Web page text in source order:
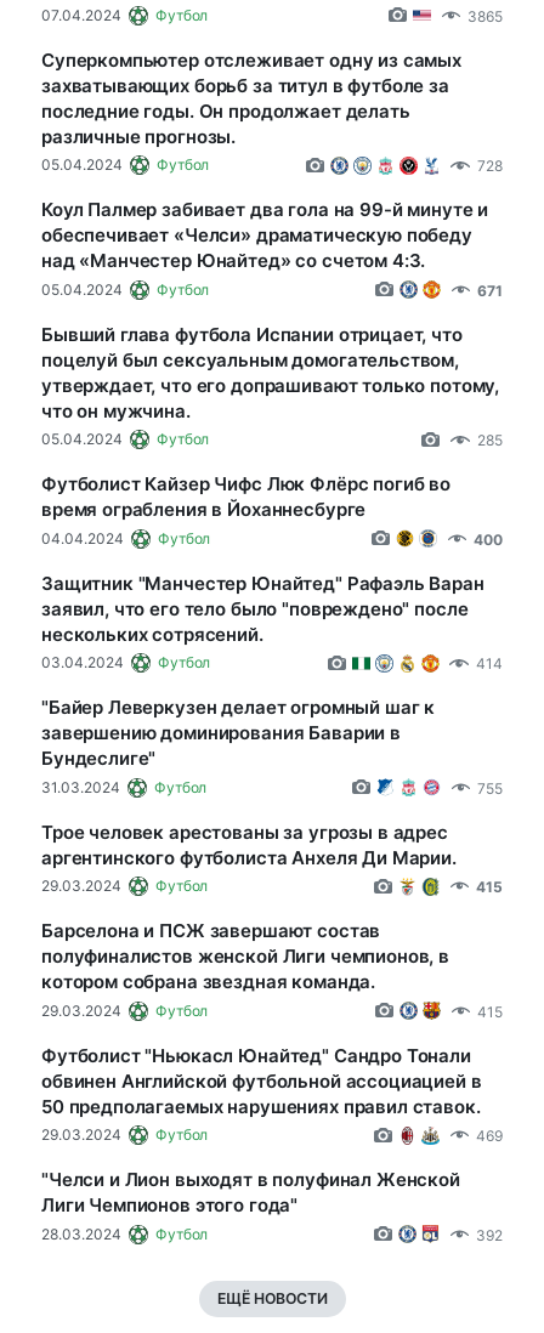
07.04.2024 Футбол 3865
Суперкомпьютер отслеживает одну из самых
захватывающих борьб за титул в футболе за
последние годы. Он продолжает делать
различные прогнозы.
05.04.2024 Футбол 728
Коул Палмер забивает два гола на 99-й минуте и
обеспечивает «Челси» драматическую победу
над «Манчестер Юнайтед» со счетом 4:3.
05.04.2024 Футбол 671
Бывший глава футбола Испании отрицает, что
поцелуй был сексуальным домогательством,
утверждает, что его допрашивают только потому,
что он мужчина.
05.04.2024 Футбол 285
Футболист Кайзер Чифс Люк Флёрс погиб во
время ограбления в Йоханнесбурге
04.04.2024 Футбол 400
Защитник "Манчестер Юнайтед" Рафаэль Варан
заявил, что его тело было "повреждено" после
нескольких сотрясений.
03.04.2024 Футбол 414
"Байер Леверкузен делает огромный шаг к
завершению доминирования Баварии в
Бундеслиге"
31.03.2024 Футбол 755
Трое человек арестованы за угрозы в адрес
аргентинского футболиста Анхеля Ди Марии.
29.03.2024 Футбол 415
Барселона и ПСЖ завершают состав
полуфиналистов женской Лиги чемпионов, в
котором собрана звездная команда.
29.03.2024 Футбол 415
Футболист "Ньюкасл Юнайтед" Сандро Тонали
обвинен Английской футбольной ассоциацией в
50 предполагаемых нарушениях правил ставок.
29.03.2024 Футбол 469
"Челси и Лион выходят в полуфинал Женской
Лиги Чемпионов этого года"
28.03.2024 Футбол 392
ЕЩЁ НОВОСТИ